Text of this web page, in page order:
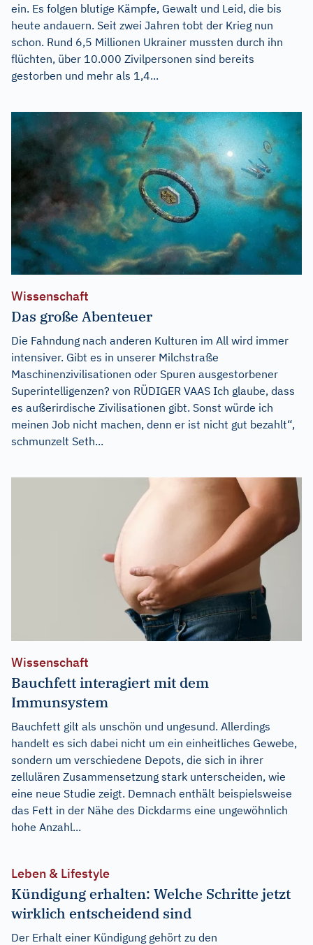
ein. Es folgen blutige Kämpfe, Gewalt und Leid, die bis
heute andauern. Seit zwei Jahren tobt der Krieg nun
schon. Rund 6,5 Millionen Ukrainer mussten durch ihn
flüchten, über 10.000 Zivilpersonen sind bereits
gestorben und mehr als 1,4...
Wissenschaft
Das große Abenteuer
Die Fahndung nach anderen Kulturen im All wird immer
intensiver. Gibt es in unserer Milchstraße
Maschinenzivilisationen oder Spuren ausgestorbener
Superintelligenzen? von RÜDIGER VAAS Ich glaube, dass
es außerirdische Zivilisationen gibt. Sonst würde ich
meinen Job nicht machen, denn er ist nicht gut bezahlt“,
schmunzelt Seth...
Wissenschaft
Bauchfett interagiert mit dem
Immunsystem
Bauchfett gilt als unschön und ungesund. Allerdings
handelt es sich dabei nicht um ein einheitliches Gewebe,
sondern um verschiedene Depots, die sich in ihrer
zellulären Zusammensetzung stark unterscheiden, wie
eine neue Studie zeigt. Demnach enthält beispielsweise
das Fett in der Nähe des Dickdarms eine ungewöhnlich
hohe Anzahl...
Leben & Lifestyle
Kündigung erhalten: Welche Schritte jetzt
wirklich entscheidend sind
Der Erhalt einer Kündigung gehört zu den